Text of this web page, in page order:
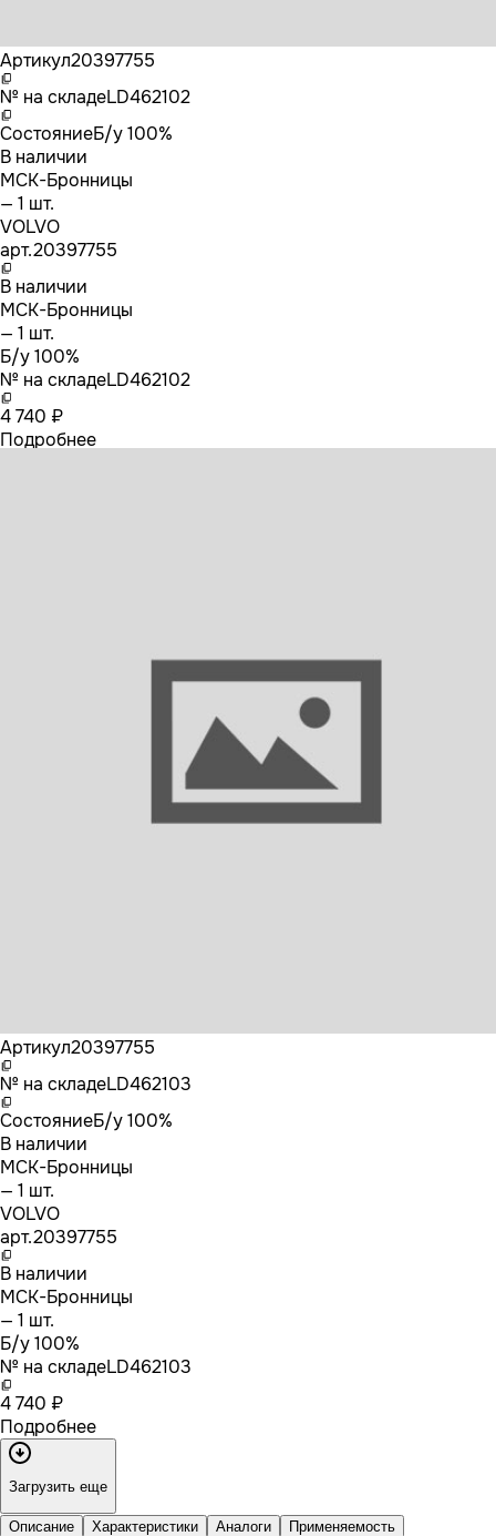
Артикул20397755
№ на складеLD462102
СостояниеБ/у 100%
В наличии
МСК-Бронницы
— 1 шт.
VOLVO
арт.20397755
В наличии
МСК-Бронницы
— 1 шт.
Б/у 100%
№ на складеLD462102
4 740 ₽
Подробнее
Артикул20397755
№ на складеLD462103
СостояниеБ/у 100%
В наличии
МСК-Бронницы
— 1 шт.
VOLVO
арт.20397755
В наличии
МСК-Бронницы
— 1 шт.
Б/у 100%
№ на складеLD462103
4 740 ₽
Подробнее
Загрузить еще
Описание Характеристики Аналоги Применяемость